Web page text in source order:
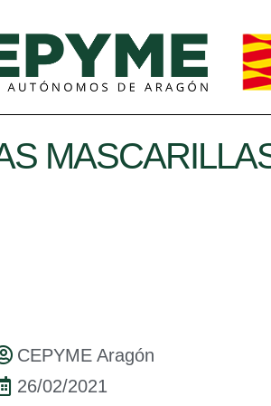
CEPYME Aragón
26/02/2021